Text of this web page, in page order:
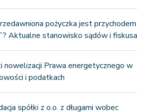
pożyczka jest przychodem
Aktualne stanowisko sądów i fiskusa
nowelizacji Prawa energetycznego w
i podatkach
spółki z o.o. z długami wobec